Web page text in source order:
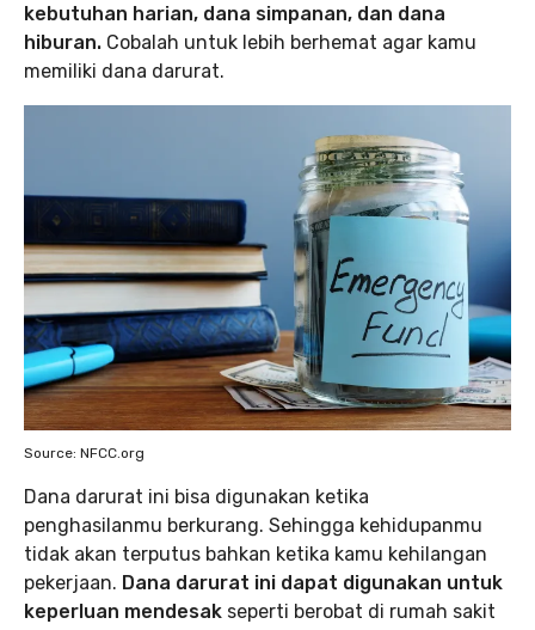
kebutuhan harian, dana simpanan, dan dana
hiburan. Cobalah untuk lebih berhemat agar kamu
memiliki dana darurat.
Source: NFCC.org
Dana darurat ini bisa digunakan ketika
penghasilanmu berkurang. Sehingga kehidupanmu
tidak akan terputus bahkan ketika kamu kehilangan
pekerjaan. Dana darurat ini dapat digunakan untuk
keperluan mendesak seperti berobat di rumah sakit